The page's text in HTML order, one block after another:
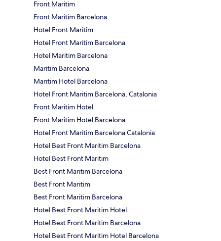
Front Maritim
Front Maritim Barcelona
Hotel Front Maritim
Hotel Front Maritim Barcelona
Hotel Maritim Barcelona
Maritim Barcelona
Maritim Hotel Barcelona
Hotel Front Maritim Barcelona, Catalonia
Front Maritim Hotel
Front Maritim Hotel Barcelona
Hotel Front Maritim Barcelona Catalonia
Hotel Best Front Maritim Barcelona
Hotel Best Front Maritim
Best Front Maritim Barcelona
Best Front Maritim
Best Front Maritim Barcelona
Hotel Best Front Maritim Hotel
Hotel Best Front Maritim Barcelona
Hotel Best Front Maritim Hotel Barcelona